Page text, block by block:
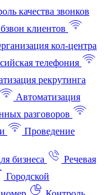
качества звонков
клиентов
кол-центра
телефония
рекрутинга
Автоматизация
разговоров
Проведение
бизнеса
Речевая
Городской